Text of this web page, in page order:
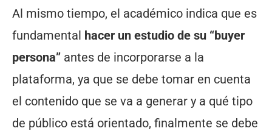
Al mismo tiempo, el académico indica que es
fundamental hacer un estudio de su “buyer
persona” antes de incorporarse a la
plataforma, ya que se debe tomar en cuenta
el contenido que se va a generar y a qué tipo
de público está orientado, finalmente se debe